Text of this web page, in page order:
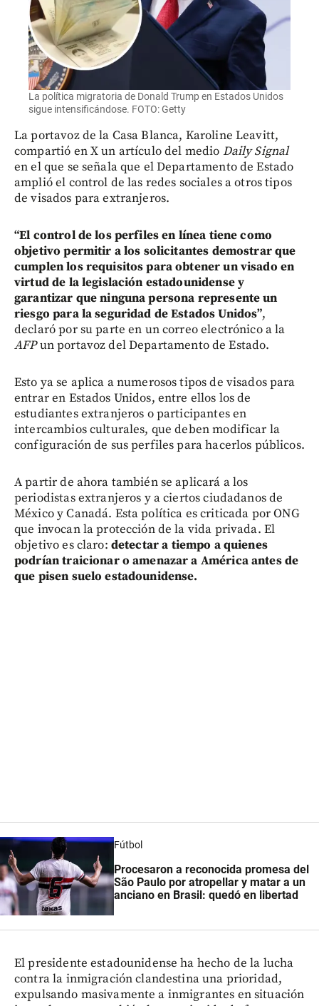
La política migratoria de Donald Trump en Estados Unidos
sigue intensificándose. FOTO: Getty
La portavoz de la Casa Blanca, Karoline Leavitt,
compartió en X un artículo del medio Daily Signal
en el que se señala que el Departamento de Estado
amplió el control de las redes sociales a otros tipos
de visados para extranjeros.
“El control de los perfiles en línea tiene como
objetivo permitir a los solicitantes demostrar que
cumplen los requisitos para obtener un visado en
virtud de la legislación estadounidense y
garantizar que ninguna persona represente un
riesgo para la seguridad de Estados Unidos”,
declaró por su parte en un correo electrónico a la
AFPun portavoz del Departamento de Estado.
Esto ya se aplica a numerosos tipos de visados para
entrar en Estados Unidos, entre ellos los de
estudiantes extranjeros o participantes en
intercambios culturales, que deben modificar la
configuración de sus perfiles para hacerlos públicos.
A partir de ahora también se aplicará a los
periodistas extranjeros y a ciertos ciudadanos de
México y Canadá. Esta política es criticada por ONG
que invocan la protección de la vida privada. El
objetivo es claro: detectar a tiempo a quienes
podrían traicionar o amenazar a América antes de
que pisen suelo estadounidense.
Fútbol
Procesaron a reconocida promesa del
São Paulo por atropellar y matar a un
anciano en Brasil: quedó en libertad
El presidente estadounidense ha hecho de la lucha
contra la inmigración clandestina una prioridad,
expulsando masivamente a inmigrantes en situación